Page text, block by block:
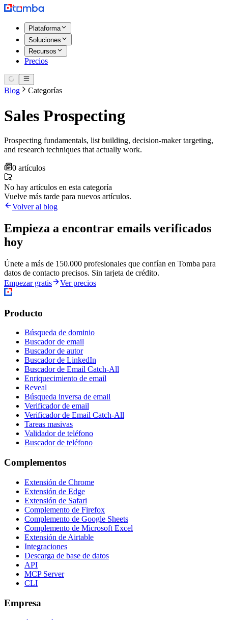
Plataforma
Soluciones
Recursos
Precios
Blog Categorías
Sales Prospecting
Prospecting fundamentals, list building, decision-maker targeting,
and research techniques that actually work.
0 artículos
No hay artículos en esta categoría
Vuelve más tarde para nuevos artículos.
Volver al blog
Empieza a encontrar emails verificados
hoy
Únete a más de 150.000 profesionales que confían en Tomba para
datos de contacto precisos. Sin tarjeta de crédito.
Empezar gratis
Ver precios
Producto
Búsqueda de dominio
Buscador de email
Buscador de autor
Buscador de LinkedIn
Buscador de Email Catch-All
Enriquecimiento de email
Reveal
Búsqueda inversa de email
Verificador de email
Verificador de Email Catch-All
Tareas masivas
Validador de teléfono
Buscador de teléfono
Complementos
Extensión de Chrome
Extensión de Edge
Extensión de Safari
Complemento de Firefox
Complemento de Google Sheets
Complemento de Microsoft Excel
Extensión de Airtable
Integraciones
Descarga de base de datos
API
MCP Server
CLI
Empresa